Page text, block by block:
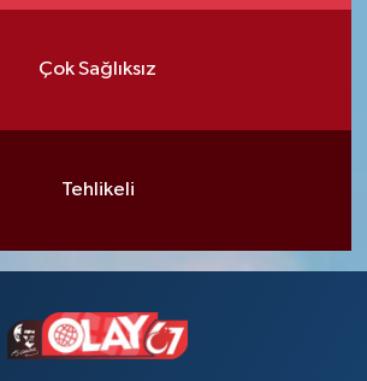
Çok Sağlıksız
Tehlikeli